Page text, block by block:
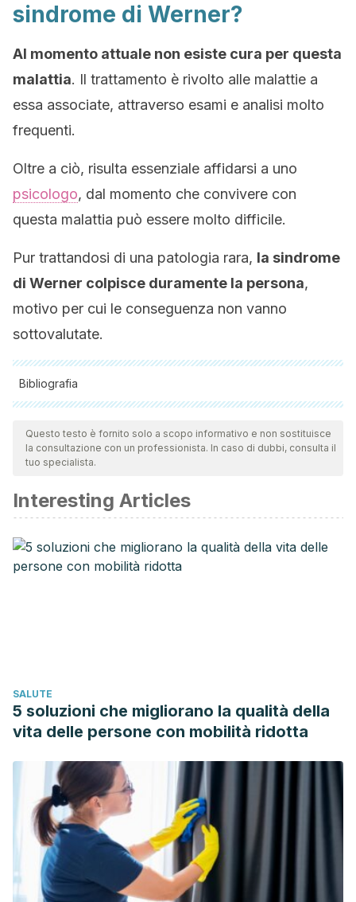
sindrome di Werner?
Al momento attuale non esiste cura per questa
malattia. Il trattamento è rivolto alle malattie a
essa associate, attraverso esami e analisi molto
frequenti.
Oltre a ciò, risulta essenziale affidarsi a uno
psicologo, dal momento che convivere con
questa malattia può essere molto difficile.
Pur trattandosi di una patologia rara, la sindrome
di Werner colpisce duramente la persona,
motivo per cui le conseguenza non vanno
sottovalutate.
Bibliografia
Tutte le fonti citate sono state esaminate a fondo dal nostro
team per garantirne la qualità, l'affidabilità, l'attualità e la
validità. La bibliografia di questo articolo è stata considerata
Acosta-Aragón, M. A., Sierra-Zúñiga, M. F., & Sotelo-
Muñoz, N. F. (n.d.). Casos clínicos Síndrome de Werner: a
propósito de un caso probable Werner’s syndrome, about
a probable case.
Orphanet: Síndrome de Werner. (n.d.). Retrieved March 3,
2020, from https://www.orpha.net/consor/cgi-
bin/OC_Exp.php?Lng=ES&Expert=902
Rastogi, Rajul, and SM Chander Mohan. “Progeria
syndrome: A case report.”
Indian journal of
orthopaedics42.1 (2008): 97.
Questo testo è fornito solo a scopo informativo e non sostituisce
la consultazione con un professionista. In caso di dubbi, consulta il
tuo specialista.
Interesting Articles
SALUTE
5 soluzioni che migliorano la qualità della
vita delle persone con mobilità ridotta